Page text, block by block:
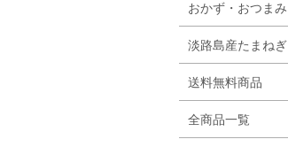
おかず・おつまみ
淡路島産たまねぎ
送料無料商品
全商品一覧